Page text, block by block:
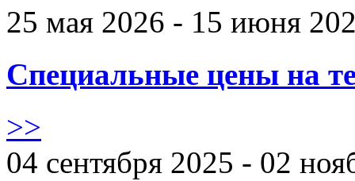
25 мая 2026 - 15 июня
Специальные цены на
>>
04 сентября 2025 - 02